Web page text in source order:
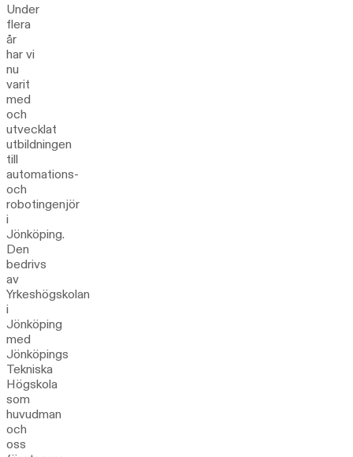
Under
flera
år
har vi
nu
varit
med
och
utvecklat
utbildningen
till
automations-
och
robotingenjör
i
Jönköping.
Den
bedrivs
av
Yrkeshögskolan
i
Jönköping
med
Jönköpings
Tekniska
Högskola
som
huvudman
och
oss